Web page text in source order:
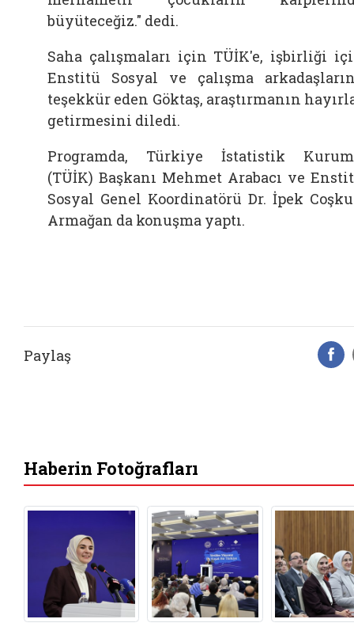
büyüteceğiz." dedi.
Saha çalışmaları için TÜİK'e, işbirliği
Enstitü Sosyal ve çalışma
teşekkür eden Göktaş, araştırmanın
getirmesini diledi.
Programda, Türkiye İstatistik
(TÜİK) Başkanı Mehmet Arabacı ve
Sosyal Genel Koordinatörü Dr. İpek
Armağan da konuşma yaptı.
Paylaş
Haberin Fotoğrafları